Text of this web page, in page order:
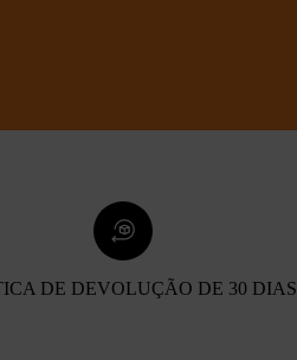
DE DEVOLUÇÃO DE 30 DIAS